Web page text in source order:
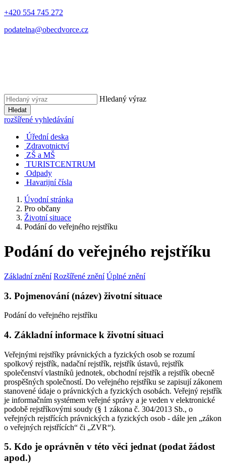
+420 554 745 272
podatelna@obecdvorce.cz
Hledaný výraz
Hledat
rozšířené vyhledávání
Úřední deska
Zdravotnictví
ZŠ a MŠ
TURISTCENTRUM
Odpady
Havarijní čísla
Úvodní stránka
Pro občany
Životní situace
Podání do veřejného rejstříku
Podání do veřejného rejstříku
Základní znění Rozšířené znění Úplné znění
3. Pojmenování (název) životní situace
Podání do veřejného rejstříku
4. Základní informace k životní situaci
Veřejnými rejstříky právnických a fyzických osob se rozumí
spolkový rejstřík, nadační rejstřík, rejstřík ústavů, rejstřík
společenství vlastníků jednotek, obchodní rejstřík a rejstřík obecně
prospěšných společností. Do veřejného rejstříku se zapisují zákonem
stanovené údaje o právnických a fyzických osobách. Veřejný rejstřík
je informačním systémem veřejné správy a je veden v elektronické
podobě rejstříkovými soudy (§ 1 zákona č. 304/2013 Sb., o
veřejných rejstřících právnických a fyzických osob - dále jen „zákon
o veřejných rejstřících“ či „ZVR“).
5. Kdo je oprávněn v této věci jednat (podat žádost
apod.)